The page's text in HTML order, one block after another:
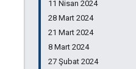
11 Nisan 2024
28 Mart 2024
21 Mart 2024
8 Mart 2024
27 Şubat 2024